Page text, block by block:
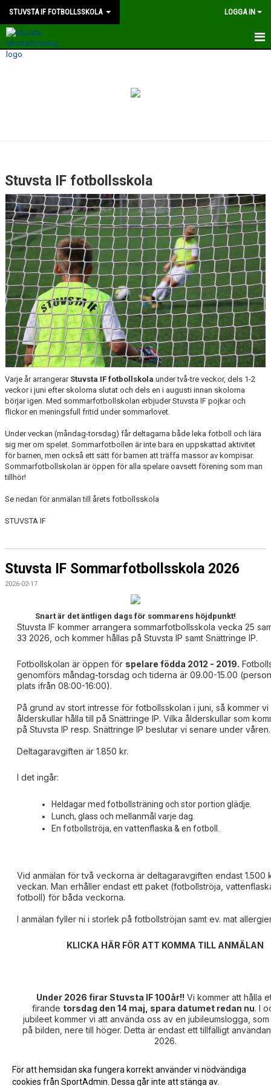
STUVSTA IF FOTBOLLSSKOLA LOGGA IN
HEM
Stuvsta IF fotbollsskola
Varje år arrangerarStuvsta IF fotbollskola under två-tre veckor, dels 1-2
veckor i juni efter skolorna slutat och dels en i augusti innan skolorna
börjar igen. Med sommarfotbollskolan erbjuder Stuvsta IF pojkar och
flickor en meningsfull fritid under sommarlovet.
Under veckan (måndag-torsdag) får deltagarna både leka fotboll och lära
sig mer om spelet. Sommarfotbollen är inte bara en uppskattad aktivitet
för barnen, men också ett sätt för barnen att träffa massor av kompisar.
Sommarfotbollskolan är öppen för alla spelare oavsett förening som man
tillhör!
Se nedan för anmälan till årets fotbollsskola
STUVSTA IF
Stuvsta IF Sommarfotbollsskola 2026
2026-02-17
Snart är det äntligen dags för sommarens höjdpunkt!
Stuvsta IF kommer arrangera sommarfotbollsskola vecka 25
33 2026, och kommer hållas på Stuvsta IP samt Snättringe IP.
Fotbollskolan är öppen för spelare födda 2012 - 2019.
genomförs måndag-torsdag och tiderna är 09.00-15.00
plats ifrån 08:00-16:00).
På grund av stort intresse för fotbollsskolan i juni, så kommer vi
ålderskullar hålla till på Snättringe IP. Vilka ålderskullar som
på Stuvsta IP resp. Snättringe IP beslutar vi senare under våren.
Deltagaravgiften är 1.850 kr.
I det ingår:
Heldagar med fotbollsträning och stor portion glädje.
Lunch, glass och mellanmål varje dag.
En fotbollströja, en vattenflaska & en fotboll.
Vid anmälan för två veckorna är deltagaravgiften endast 1.500
veckan. Man erhåller endast ett paket (fotbollströja,
fotboll) för båda veckorna.
I anmälan fyller ni i storlek på fotbollströjan samt ev. mat
KLICKA HÄR FÖR ATT KOMMA TILL ANMÄLAN
Under 2026 firar Stuvsta IF 100år!! Vi kommer att hålla
firande torsdag den 14 maj, spara datumet redan nu. I
jubileet kommer vi att använda oss av en jubileumslogga,
på bilden, nere till höger. Detta är endast ett tillfälligt
2026.
För att hemsidan ska fungera korrekt använder vi nödvändiga
cookies från SportAdmin. Dessa går inte att stänga av.